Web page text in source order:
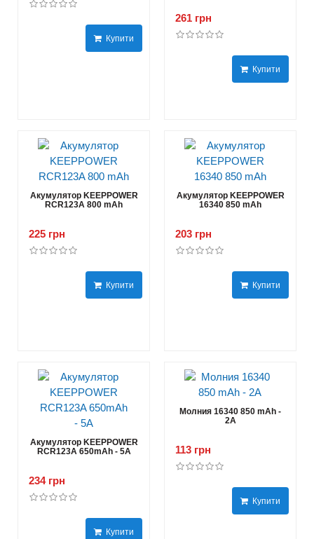
Купити
261 грн
Купити
Акумулятор KEEPPOWER
RCR123A 800 mAh
225 грн
Купити
Акумулятор KEEPPOWER
16340 850 mAh
203 грн
Купити
Акумулятор KEEPPOWER
RCR123A 650mAh - 5A
234 грн
Купити
Молния 16340 850 mAh -
2А
113 грн
Купити